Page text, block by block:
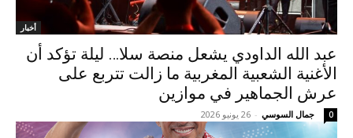
أخبار
عبد الله الداودي يشعل منصة سلا… ليلة تؤكد أن
الأغنية الشعبية المغربية ما زالت تتربع على
عرش الجماهير في موازين
جمال السوسي - 26 يونيو 2026 0